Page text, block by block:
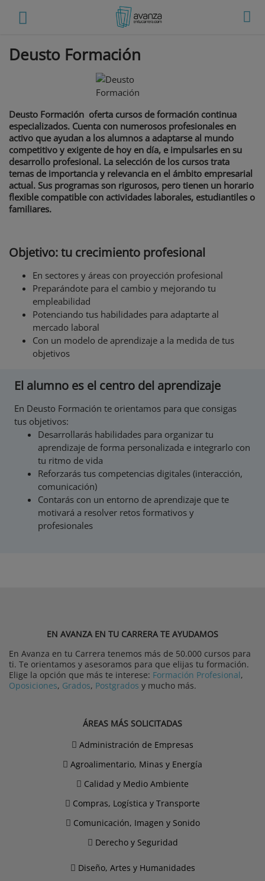
Deusto Formación
Deusto Formación oferta cursos de formación continua
especializados. Cuenta con numerosos profesionales en
activo que ayudan a los alumnos a adaptarse al mundo
competitivo y exigente de hoy en día, e impulsarles en su
desarrollo profesional. La selección de los cursos trata
temas de importancia y relevancia en el ámbito empresarial
actual. Sus programas son rigurosos, pero tienen un horario
flexible compatible con actividades laborales, estudiantiles o
familiares.
Objetivo: tu crecimiento profesional
En sectores y áreas con proyección profesional
Preparándote para el cambio y mejorando tu
empleabilidad
Potenciando tus habilidades para adaptarte al
mercado laboral
Con un modelo de aprendizaje a la medida de tus
objetivos
El alumno es el centro del aprendizaje
En Deusto Formación te orientamos para que consigas
tus objetivos:
Desarrollarás habilidades para organizar tu
aprendizaje de forma personalizada e integrarlo con
tu ritmo de vida
Reforzarás tus competencias digitales (interacción,
comunicación)
Contarás con un entorno de aprendizaje que te
motivará a resolver retos formativos y
profesionales
EN AVANZA EN TU CARRERA TE AYUDAMOS
En Avanza en tu Carrera tenemos más de 50.000 cursos para
ti. Te orientamos y asesoramos para que elijas tu formación.
Elige la opción que más te interese: Formación Profesional,
Oposiciones, Grados, Postgrados y mucho más.
ÁREAS MÁS SOLICITADAS
Administración de Empresas
Agroalimentario, Minas y Energía
Calidad y Medio Ambiente
Compras, Logística y Transporte
Comunicación, Imagen y Sonido
Derecho y Seguridad
Diseño, Artes y Humanidades